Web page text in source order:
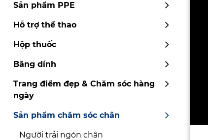
Sản phẩm PPE
Hỗ trợ thể thao
Hộp thuốc
Băng dính
Trang điểm đẹp & Chăm sóc hàng
ngày
Sản phẩm chăm sóc chân
Người trải ngón chân